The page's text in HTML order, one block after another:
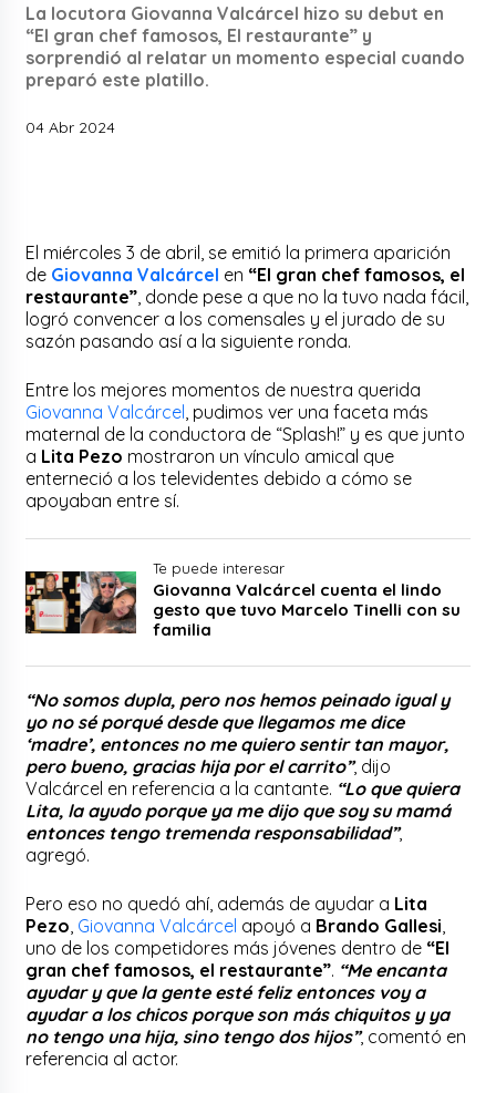
La locutora Giovanna Valcárcel hizo su debut en
“El gran chef famosos, El restaurante” y
sorprendió al relatar un momento especial cuando
preparó este platillo.
04 Abr 2024
El miércoles 3 de abril, se emitió la primera aparición
de Giovanna Valcárcel en “El gran chef famosos, el
restaurante” , donde pese a que no la tuvo nada fácil,
logró convencer a los comensales y el jurado de su
sazón pasando así a la siguiente ronda.
Entre los mejores momentos de nuestra querida
Giovanna Valcárcel , pudimos ver una faceta más
maternal de la conductora de “Splash!” y es que junto
a Lita Pezo mostraron un vínculo amical que
enterneció a los televidentes debido a cómo se
apoyaban entre sí.
Te puede interesar
Giovanna Valcárcel cuenta el lindo
gesto que tuvo Marcelo Tinelli con su
familia
“No somos dupla, pero nos hemos peinado igual y
yo no sé porqué desde que llegamos me dice
‘madre’, entonces no me quiero sentir tan mayor,
pero bueno, gracias hija por el carrito”, dijo
Valcárcel en referencia a la cantante. “Lo que quiera
Lita, la ayudo porque ya me dijo que soy su mamá
entonces tengo tremenda responsabilidad”,
agregó.
Pero eso no quedó ahí, además de ayudar a Lita
Pezo Giovanna Valcárcel apoyó a Brando Gallesi
uno de los competidores más jóvenes dentro de “El
gran chef famosos, el restaurante”. “Me encanta
ayudar y que la gente esté feliz entonces voy a
ayudar a los chicos porque son más chiquitos y ya
no tengo una hija, sino tengo dos hijos”, comentó en
referencia al actor.